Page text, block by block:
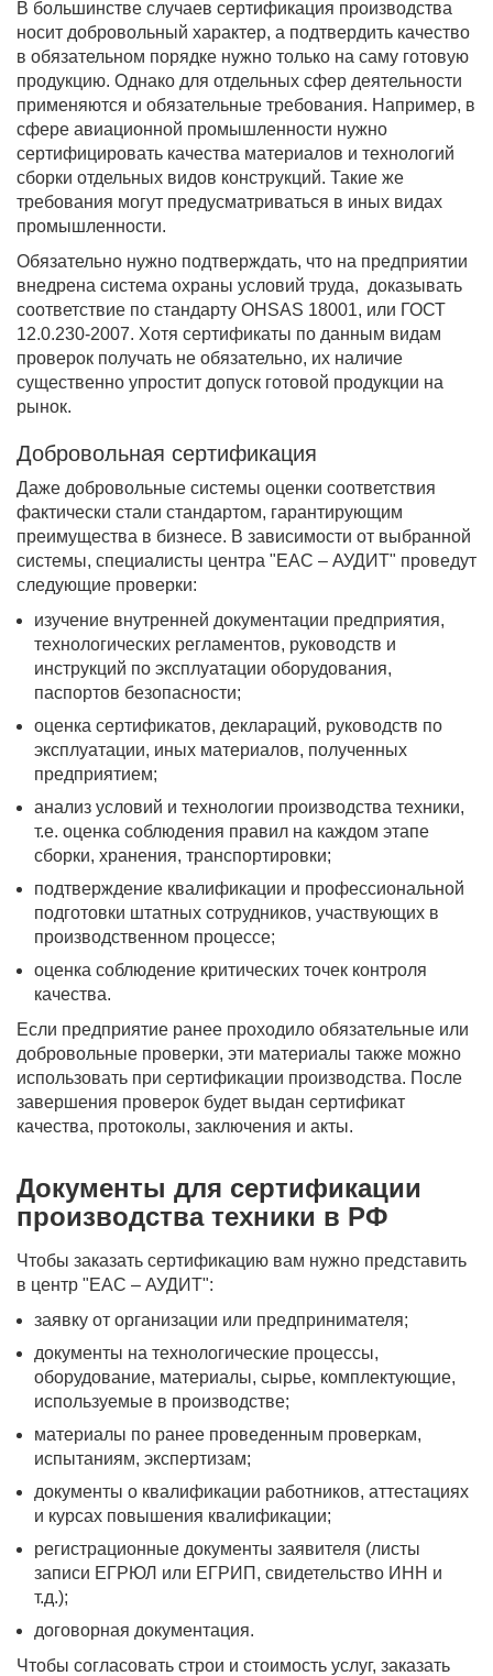
В большинстве случаев сертификация производства
носит добровольный характер, а подтвердить качество
в обязательном порядке нужно только на саму готовую
продукцию. Однако для отдельных сфер деятельности
применяются и обязательные требования. Например, в
сфере авиационной промышленности нужно
сертифицировать качества материалов и технологий
сборки отдельных видов конструкций. Такие же
требования могут предусматриваться в иных видах
промышленности.
Обязательно нужно подтверждать, что на предприятии
внедрена система охраны условий труда, доказывать
соответствие по стандарту OHSAS 18001, или ГОСТ
12.0.230-2007. Хотя сертификаты по данным видам
проверок получать не обязательно, их наличие
существенно упростит допуск готовой продукции на
рынок.
Добровольная сертификация
Даже добровольные системы оценки соответствия
фактически стали стандартом, гарантирующим
преимущества в бизнесе. В зависимости от выбранной
системы, специалисты центра "ЕАС – АУДИТ" проведут
следующие проверки:
изучение внутренней документации предприятия,
технологических регламентов, руководств и
инструкций по эксплуатации оборудования,
паспортов безопасности;
оценка сертификатов, деклараций, руководств по
эксплуатации, иных материалов, полученных
предприятием;
анализ условий и технологии производства техники,
т.е. оценка соблюдения правил на каждом этапе
сборки, хранения, транспортировки;
подтверждение квалификации и профессиональной
подготовки штатных сотрудников, участвующих в
производственном процессе;
оценка соблюдение критических точек контроля
качества.
Если предприятие ранее проходило обязательные или
добровольные проверки, эти материалы также можно
использовать при сертификации производства. После
завершения проверок будет выдан сертификат
качества, протоколы, заключения и акты.
Документы для сертификации
производства техники в РФ
Чтобы заказать сертификацию вам нужно представить
в центр "ЕАС – АУДИТ":
заявку от организации или предпринимателя;
документы на технологические процессы,
оборудование, материалы, сырье, комплектующие,
используемые в производстве;
материалы по ранее проведенным проверкам,
испытаниям, экспертизам;
документы о квалификации работников, аттестациях
и курсах повышения квалификации;
регистрационные документы заявителя (листы
записи ЕГРЮЛ или ЕГРИП, свидетельство ИНН и
т.д.);
договорная документация.
Чтобы согласовать строи и стоимость услуг, заказать